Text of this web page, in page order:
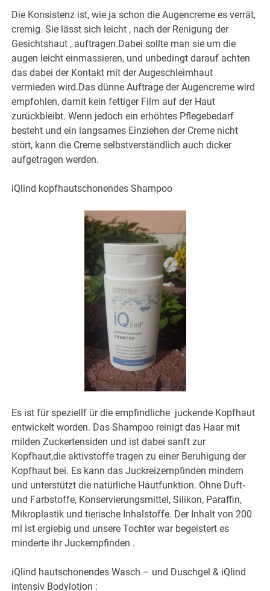
Die Konsistenz ist, wie ja schon die Augencreme es verrät,
cremig. Sie lässt sich leicht , nach der Renigung der
Gesichtshaut , auftragen.Dabei sollte man sie um die
augen leicht einmassieren, und unbedingt darauf achten
das dabei der Kontakt mit der Augeschleimhaut
vermieden wird.Das dünne Auftrage der Augencreme wird
empfohlen, damit kein fettiger Film auf der Haut
zurückbleibt. Wenn jedoch ein erhöhtes Pflegebedarf
besteht und ein langsames Einziehen der Creme nicht
stört, kann die Creme selbstverständlich auch dicker
aufgetragen werden.
iQlind kopfhautschonendes Shampoo
Es ist für speziellf ür die empfindliche juckende Kopfhaut
entwickelt worden. Das Shampoo reinigt das Haar mit
milden Zuckertensiden und ist dabei sanft zur
Kopfhaut,die aktivstoffe tragen zu einer Beruhigung der
Kopfhaut bei. Es kann das Juckreizempfinden mindern
und unterstützt die natürliche Hautfunktion. Ohne Duft-
und Farbstoffe, Konservierungsmittel, Silikon, Paraffin,
Mikroplastik und tierische Inhalstoffe. Der Inhalt von 200
ml ist ergiebig und unsere Tochter war begeistert es
minderte ihr Juckempfinden .
iQlind hautschonendes Wasch – und Duschgel & iQlind
intensiv Bodylotion :